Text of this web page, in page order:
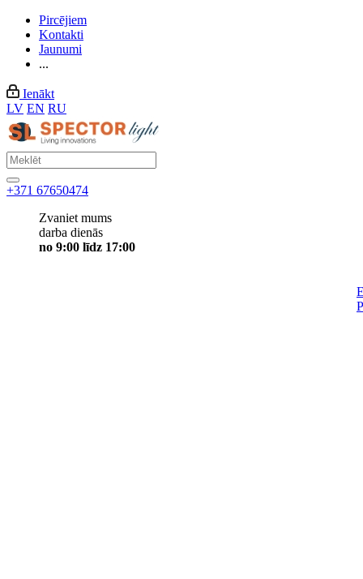
Pircējiem
Kontakti
Jaunumi
...
Ienākt
LV EN RU
+371 67650474
Zvaniet mums
darba dienās
no 9:00 līdz 17:00